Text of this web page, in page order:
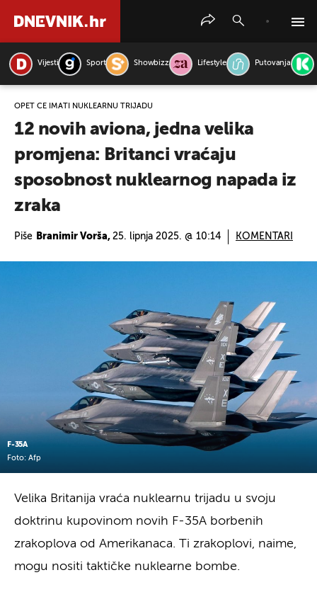
Vijesti Sport Showbizz Lifestyle Putovanja
OPET ĆE IMATI NUKLEARNU TRIJADU
12 novih aviona, jedna velika
promjena: Britanci vraćaju
sposobnost nuklearnog napada iz
zraka
Piše Branimir Vorša, 25. lipnja 2025. @ 10:14 KOMENTARI
F-35A
Foto: Afp
Velika Britanija vraća nuklearnu trijadu u svoju
doktrinu kupovinom novih F-35A borbenih
zrakoplova od Amerikanaca. Ti zrakoplovi, naime,
mogu nositi taktičke nuklearne bombe.
PRETRAŽITE VIJESTI